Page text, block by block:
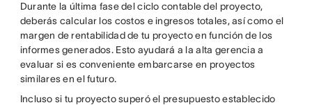
Durante la última fase del ciclo contable del proyecto,
deberás calcular los costos e ingresos totales, así como el
margen de rentabilidad de tu proyecto en función de los
informes generados. Esto ayudará a la alta gerencia a
evaluar si es conveniente embarcarse en proyectos
similares en el futuro.
Incluso si tu proyecto superó el presupuesto establecido